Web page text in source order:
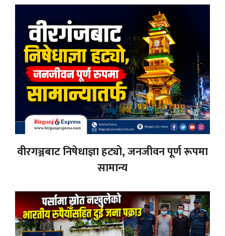
वीरगञ्जबाट निषेधाज्ञा हट्यो, जनजीवन पूर्ण रूपमा
सामान्य